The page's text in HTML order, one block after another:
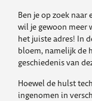
Ben je op zoek
wil je gewoon meer
het juiste adres! In
bloem, namelijk de
geschiedenis van
Hoewel de hulst
ingenomen in